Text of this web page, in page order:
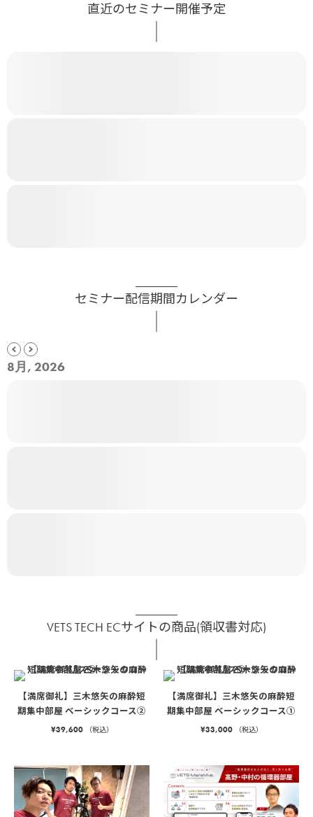
直近のセミナー開催予定
セミナー配信期間カレンダー
8月, 2026
VETS TECH ECサイトの商品(領収書対応)
【満席御礼】三木悠矢の麻酔短
期集中部屋 ベーシックコース②
¥39,600 （税込）
【満席御礼】三木悠矢の麻酔短
期集中部屋 ベーシックコース①
¥33,000 （税込）